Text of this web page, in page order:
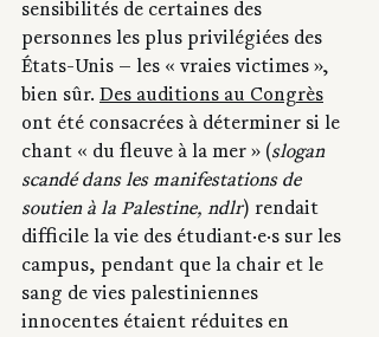
sensibilités de certaines des
personnes les plus privilégiées des
États-Unis — les « vraies victimes »,
bien sûr. Des auditions au Congrès
ont été consacrées à déterminer si le
chant « du fleuve à la mer » (slogan
scandé dans les manifestations de
soutien à la Palestine, ndlr) rendait
difficile la vie des étudiant·e·s sur les
campus, pendant que la chair et le
sang de vies palestiniennes
innocentes étaient réduites en